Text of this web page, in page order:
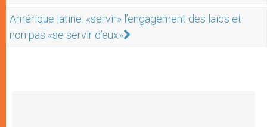
Amérique latine: «servir» l’engagement des laïcs et
non pas «se servir d’eux»